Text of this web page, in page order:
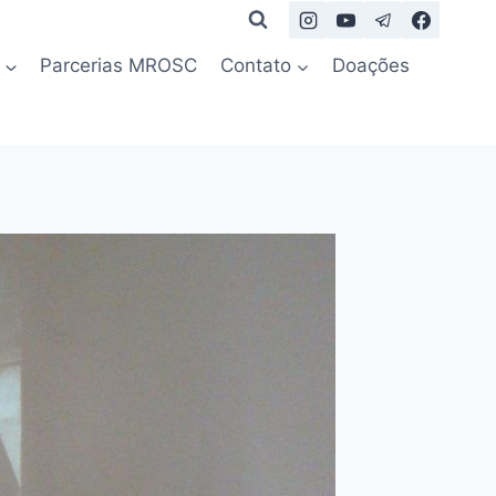
Parcerias MROSC Contato Doações